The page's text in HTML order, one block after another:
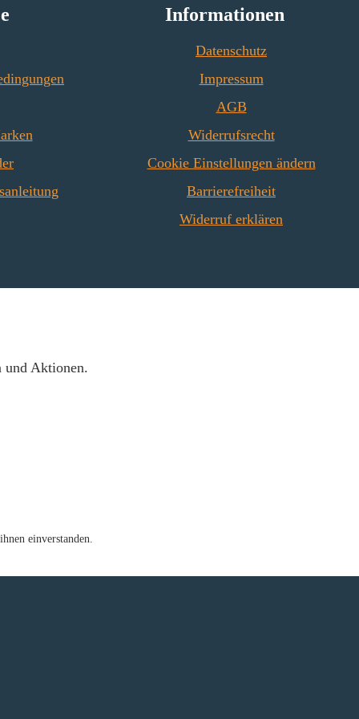
Informationen
Datenschutz
Impressum
AGB
Widerrufsrecht
Cookie Einstellungen ändern
Barrierefreiheit
Widerruf erklären
und Aktionen.
einverstanden.